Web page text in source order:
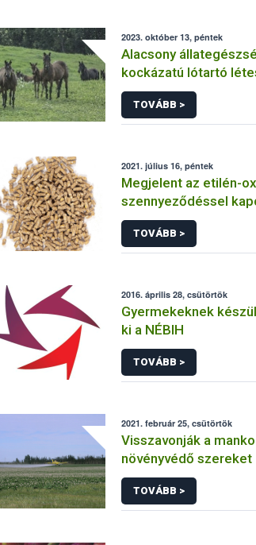
2023. október 13, péntek
Alacsony
kockázatú lótartó
vonatkozó
TOVÁBB >
2021. július 16, péntek
Megjelent az etilén-
szennyeződéssel
Bizottsági
TOVÁBB >
2016. április 28, csütörtök
Gyermekeknek
ki a NÉBIH
TOVÁBB >
2021. február 25, csütörtök
Visszavonják a
növényvédő szereket
TOVÁBB >